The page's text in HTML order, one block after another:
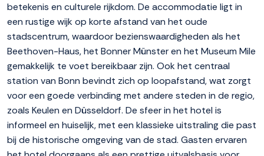
betekenis en culturele rijkdom. De accommodatie ligt in
een rustige wijk op korte afstand van het oude
stadscentrum, waardoor bezienswaardigheden als het
Beethoven-Haus, het Bonner Münster en het Museum Mile
gemakkelijk te voet bereikbaar zijn. Ook het centraal
station van Bonn bevindt zich op loopafstand, wat zorgt
voor een goede verbinding met andere steden in de regio,
zoals Keulen en Düsseldorf. De sfeer in het hotel is
informeel en huiselijk, met een klassieke uitstraling die past
bij de historische omgeving van de stad. Gasten ervaren